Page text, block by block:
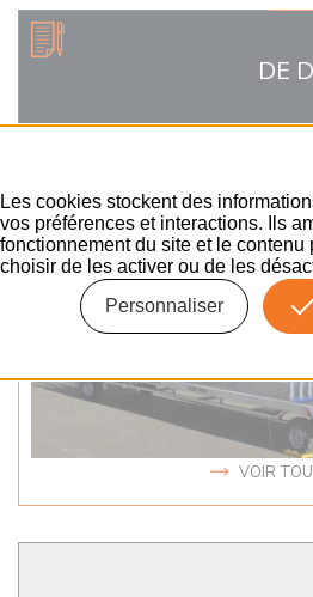
DE
REMORQUES
Remorque
VOIR
Les cookies stockent des
vos préférences et interactions. Ils
fonctionnement du site et le contenu
choisir de les activer ou de les
Personnaliser